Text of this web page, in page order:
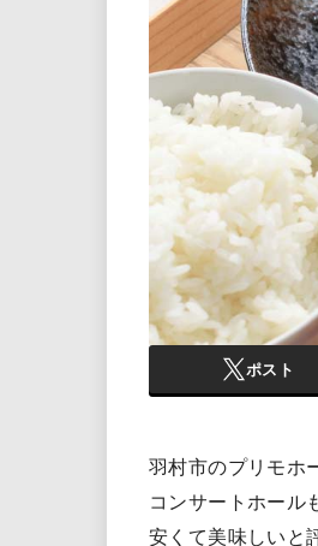
ポスト
羽村市のプリモホ
コンサートホール
安くて美味しいと